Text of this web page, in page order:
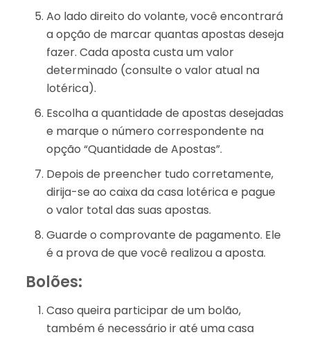
Ao lado direito do volante, você encontrará
a opção de marcar quantas apostas deseja
fazer. Cada aposta custa um valor
determinado (consulte o valor atual na
lotérica).
Escolha a quantidade de apostas desejadas
e marque o número correspondente na
opção “Quantidade de Apostas”.
Depois de preencher tudo corretamente,
dirija-se ao caixa da casa lotérica e pague
o valor total das suas apostas.
Guarde o comprovante de pagamento. Ele
é a prova de que você realizou a aposta.
Bolões:
Caso queira participar de um bolão,
também é necessário ir até uma casa